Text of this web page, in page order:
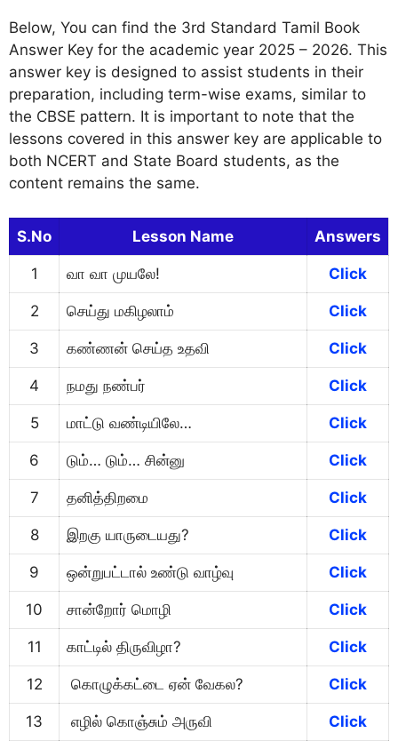
Below, You can find the 3rd Standard Tamil Book
Answer Key for the academic year 2025 – 2026. This
answer key is designed to assist students in their
preparation, including term-wise exams, similar to
the CBSE pattern. It is important to note that the
lessons covered in this answer key are applicable to
both NCERT and State Board students, as the
content remains the same.
S.No Lesson Name Answers
1 வா வா முயலே! Click
2 செய்து மகிழலாம் Click
3 கண்ணன் செய்த உதவி Click
4 நமது நண்பர் Click
5 மாட்டு வண்டியிலே… Click
6 டும்… டும்… சின்னு Click
7 தனித்திறமை Click
8 இறகு யாருடையது? Click
9 ஒன்றுபட்டால் உண்டு வாழ்வு Click
10 சான்றோர் மொழி Click
11 காட்டில் திருவிழா? Click
12 கொழுக்கட்டை ஏன் வேகல? Click
13 எழில் கொஞ்சும் அருவி Click